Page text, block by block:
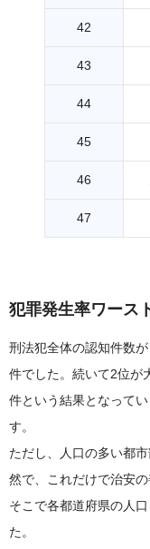
42
43
44
45
46
47
犯罪発生率ワース
刑法犯全体の認知件数
件でした。続いて2位が
件という結果となって
す。
ただし、人口の多い都
然で、これだけで治安
そこで各都道府県の人
た。